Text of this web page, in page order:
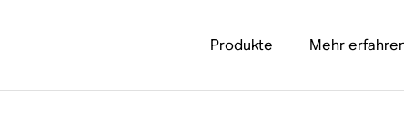
Produkte Mehr